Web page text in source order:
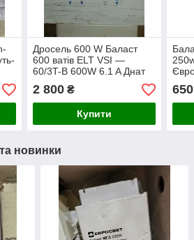
Дросель 600 W Баласт
600 ватів ELT VSI —
60/3T-B 600W 6.1 A Днат
600 ватів ПРА (демонтаж)
2 800₴
Купити
650
новинки